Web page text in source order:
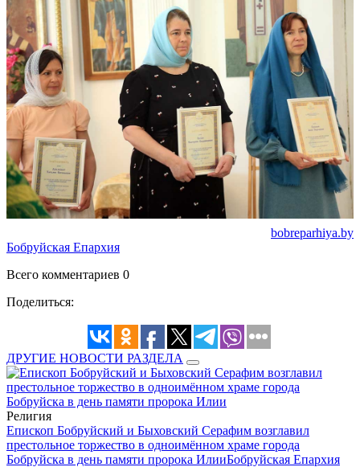
bobreparhiya.by
Бобруйская Епархия
Всего комментариев 0
Поделиться:
ДРУГИЕ НОВОСТИ РАЗДЕЛА
Религия
Епископ Бобруйский и Быховский Серафим возглавил
престольное торжество в одноимённом храме города
Бобруйска в день памяти пророка ИлииБобруйская Епархия